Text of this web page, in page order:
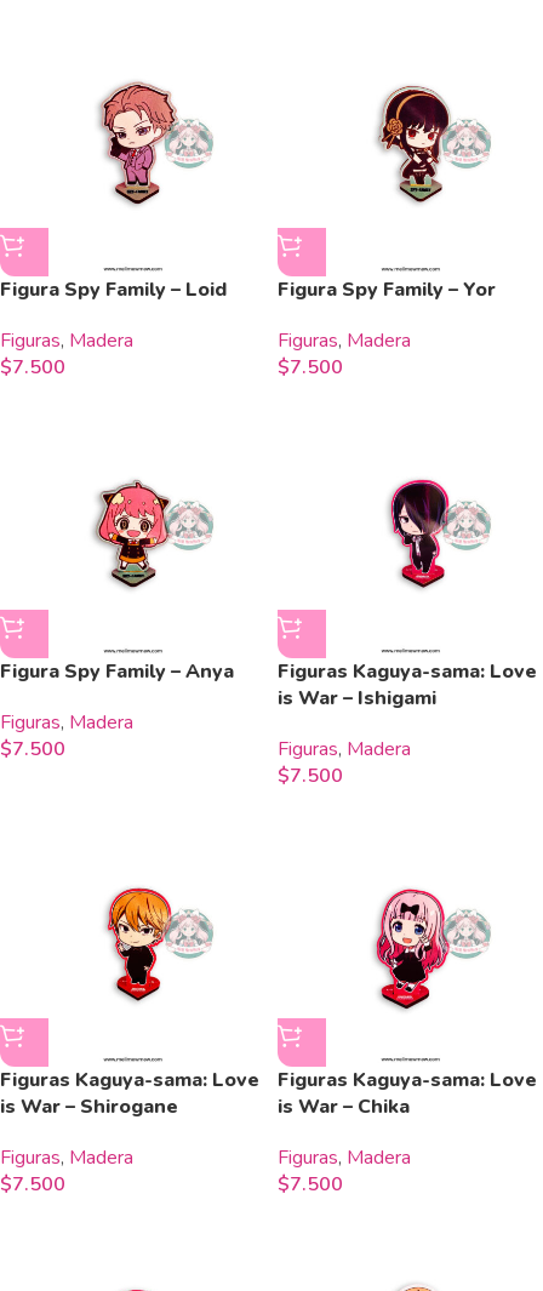
Figura Spy Family – Loid
Figuras, Madera
$7.500
Figura Spy Family – Yor
Figuras, Madera
$7.500
Figura Spy Family – Anya
Figuras, Madera
$7.500
Figuras Kaguya-sama: Love
is War – Ishigami
Figuras, Madera
$7.500
Figuras Kaguya-sama: Love
is War – Shirogane
Figuras, Madera
$7.500
Figuras Kaguya-sama: Love
is War – Chika
Figuras, Madera
$7.500